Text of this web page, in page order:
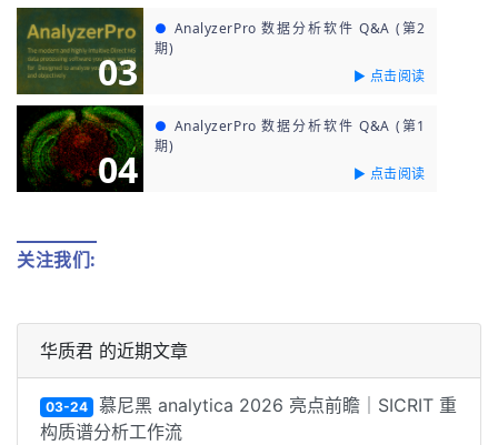
03
● AnalyzerPro 数据分析软件 Q&A (第2
期)
► 点击阅读
04
● AnalyzerPro 数据分析软件 Q&A (第1
期)
► 点击阅读
关注我们:
华质君 的近期文章
03-24 慕尼黑 analytica 2026 亮点前瞻｜SICRIT 重
构质谱分析工作流